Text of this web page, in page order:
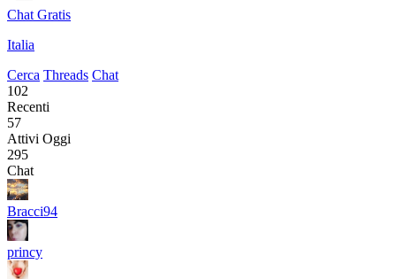
Chat Gratis
Italia
Cerca Threads Chat
102
Recenti
57
Attivi Oggi
295
Chat
Bracci94
princy